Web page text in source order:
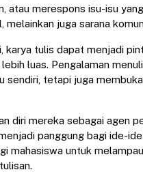
atau merespons isu-isu
melainkan juga sarana
tulis dapat menjadi
luas. Pengalaman
tetapi juga
diri mereka sebagai agen
panggung bagi ide-
mahasiswa untuk